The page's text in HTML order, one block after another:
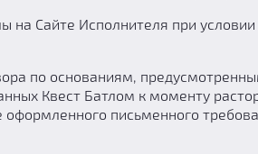
Сайте Исполнителя при
по основаниям,
Квест Батлом к моменту
письменного